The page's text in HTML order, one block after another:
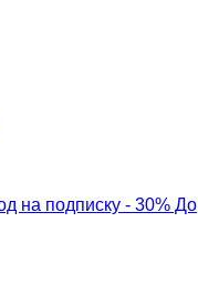
на подписку - 30% До